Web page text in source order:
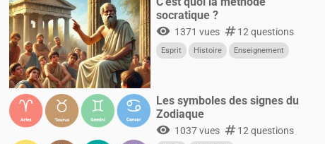
socratique ?
visibility 1371 vues numbers12 questions
Esprit Histoire Enseignement
Les symboles des signes du
Zodiaque
visibility 1037 vues numbers12 questions